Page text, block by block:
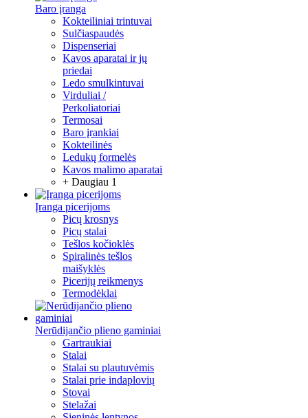
Baro įranga
Kokteiliniai trintuvai
Sulčiaspaudės
Dispenseriai
Kavos aparatai ir jų
priedai
Ledo smulkintuvai
Virduliai /
Perkoliatoriai
Termosai
Baro įrankiai
Kokteilinės
Ledukų formelės
Kavos malimo aparatai
+ Daugiau 1
Įranga picerijoms
Picų krosnys
Picų stalai
Tešlos kočioklės
Spiralinės tešlos
maišyklės
Picerijų reikmenys
Termodėklai
Nerūdijančio plieno gaminiai
Gartraukiai
Stalai
Stalai su plautuvėmis
Stalai prie indaplovių
Stovai
Stelažai